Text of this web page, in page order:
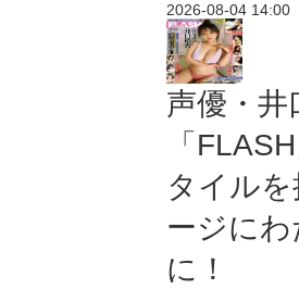
2026-08-04 14:00
声優・井
「
タイル
ージに
に！